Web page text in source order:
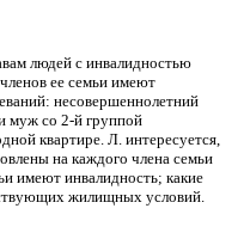
людей с инвалидностью
ее семьи имеют
несовершеннолетний
муж со 2-й группой
квартире. Л. интересуется,
на каждого члена семьи
имеют инвалидность; какие
жилищных условий.